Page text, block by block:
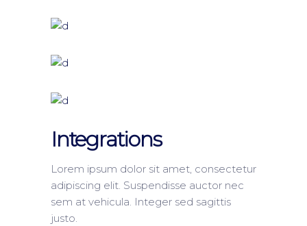
Integrations
Lorem ipsum dolor sit amet, consectetur
adipiscing elit. Suspendisse auctor nec
sem at vehicula. Integer sed sagittis
justo.